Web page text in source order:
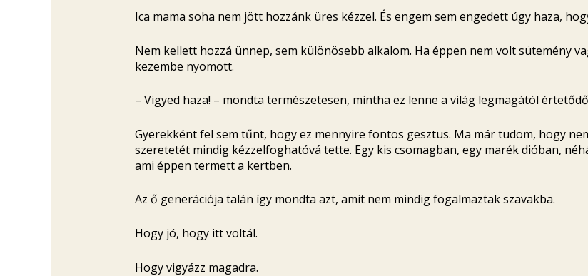
Ica mama soha nem jött hozzánk üres kézzel. És engem sem engedett úgy haza,
Nem kellett hozzá ünnep, sem különösebb alkalom. Ha éppen nem volt sütemény
kezembe nyomott.
– Vigyed haza! – mondta természetesen, mintha ez lenne a világ legmagától
Gyerekként fel sem tűnt, hogy ez mennyire fontos gesztus. Ma már tudom, hogy
szeretetét mindig kézzelfoghatóvá tette. Egy kis csomagban, egy marék dióban,
ami éppen termett a kertben.
Az ő generációja talán így mondta azt, amit nem mindig fogalmaztak szavakba.
Hogy jó, hogy itt voltál.
Hogy vigyázz magadra.